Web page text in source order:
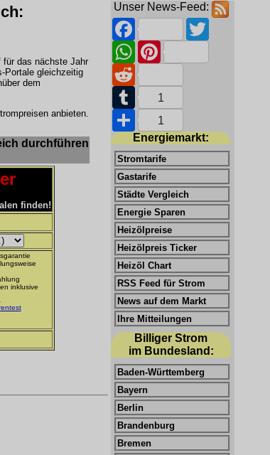
für das nächste Jahr
Portale gleichzeitig
dem
anbieten.
durchführen
finden!
inklusive
Unser News-Feed:
Facebook
WhatsAppPinterest
Reddit
Tumblr
1
Share
1
Energiemarkt:
Stromtarife
Gastarife
Städte Vergleich
Energie Sparen
Heizölpreise
Heizölpreis Ticker
Heizöl Chart
RSS Feed für Strom
News auf dem Markt
Ihre Mitteilungen
Billiger Strom
im Bundesland:
Baden-Württemberg
Bayern
Berlin
Brandenburg
Bremen